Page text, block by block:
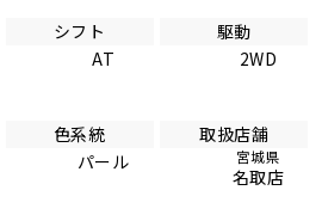
シフト
AT
駆動
2WD
色系統
パール
取扱店舗
宮城県
名取店